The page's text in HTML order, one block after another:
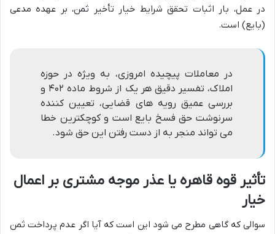
در عمل، بار اثبات تحقق شرایط خیار تأخیر ثمن، بر عهده مدعی
(بایع) است.
در معاملات پیچیده امروزی، به ویژه در حوزه
املاک، تفسیر دقیق هر یک از شروط ماده ۴۰۲ و
بررسی عمیق رویه های قضایی، تعیین کننده
سرنوشت حق فسخ بایع است و کوچکترین خطا
می تواند منجر به از دست رفتن این حق شود.
تأثیر قوه قاهره یا عذر موجه مشتری بر اعمال
خیار
سوالی که گاهی مطرح می شود این است که آیا اگر عدم پرداخت ثمن